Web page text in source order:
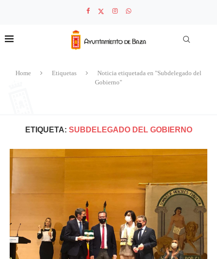
Home Etiquetas
Noticia etiquetada en "Subdelegado del
Gobierno"
ETIQUETA: SUBDELEGADO DEL GOBIERNO